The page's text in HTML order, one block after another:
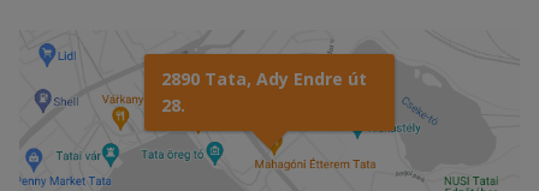
2890 Tata, Ady Endre út
28.